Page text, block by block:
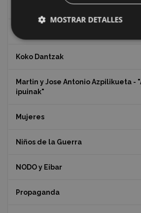
Indalecio Ojanguren Diputación de
Koko Dantzak
Martin y Jose Antonio Azpilikueta -
ipuinak"
Mujeres
Niños de la Guerra
NODO y Eibar
Propaganda
MOSTRAR DETALLES